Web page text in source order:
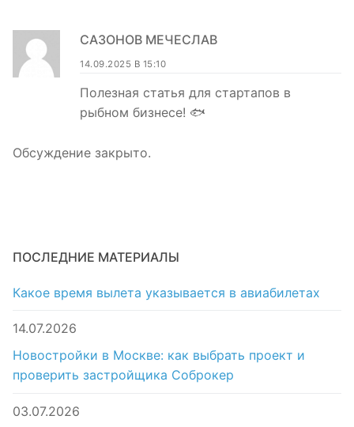
САЗОНОВ МЕЧЕСЛАВ
14.09.2025 В 15:10
Полезная статья для стартапов в
рыбном бизнесе! 🐟
Обсуждение закрыто.
ПОСЛЕДНИЕ МАТЕРИАЛЫ
Какое время вылета указывается в авиабилетах
14.07.2026
Новостройки в Москве: как выбрать проект и
проверить застройщика Соброкер
03.07.2026